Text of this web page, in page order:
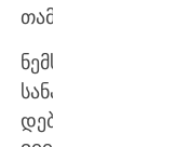
თამაშობდა.
ნემსაძის
სანაკრებო
დებიუტი